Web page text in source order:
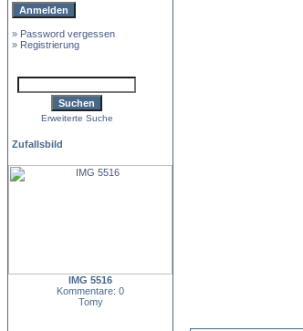
» Password vergessen
» Registrierung
Erweiterte Suche
Zufallsbild
IMG 5516
Kommentare: 0
Tomy